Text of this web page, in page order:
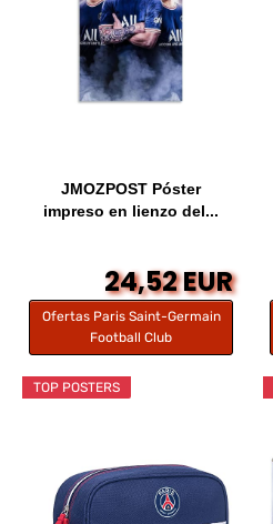
JMOZPOST Póster
impreso en lienzo del...
24,52 EUR
Ofertas Paris Saint-Germain
Football Club
TOP POSTERS